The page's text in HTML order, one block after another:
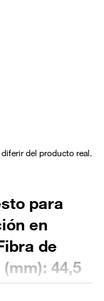
del producto real.
para
en
de
44,5
Longitud